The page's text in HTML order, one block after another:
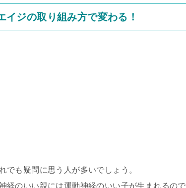
ジの取り組み方で変わる！
でも疑問に思う人が多いでしょう。
経のいい親には運動神経のいい子が生まれるので